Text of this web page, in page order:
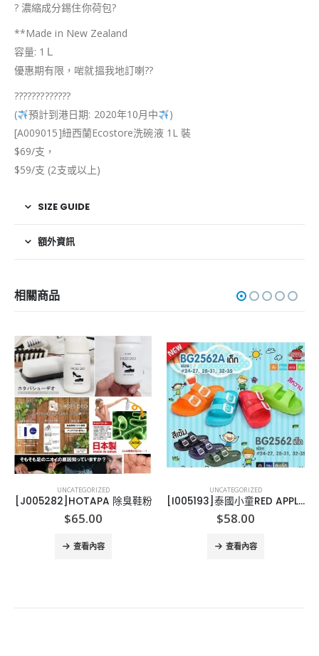
? 濃縮成分錫住你荷包?
**Made in New Zealand
容量: 1Ｌ
優惠期有限，啱就搵我地訂喇??
?????????????
(
預計到港日期: 2020年10月中
)
[A009015]紐西蘭Ecostore洗碗液 1L 裝
$69/支，
$59/支 (2支或以上)
SIZE GUIDE
額外資訊
相關商品
UNCATEGORIZED
[J005282]HOTAPA 除臭鞋粉
$65.00
查看內容
UNCATEGORIZED
[I005193]泰國小童RED APPLE拖鞋
$58.00
查看內容